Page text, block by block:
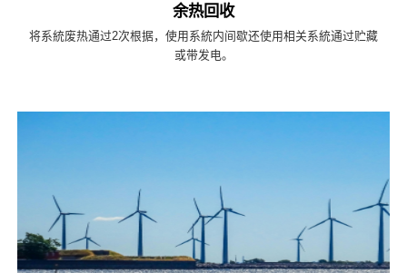
余热回收
将系統废热通过2次根据，使用系統内间歇还使用相关系統通过贮藏
或带发电。